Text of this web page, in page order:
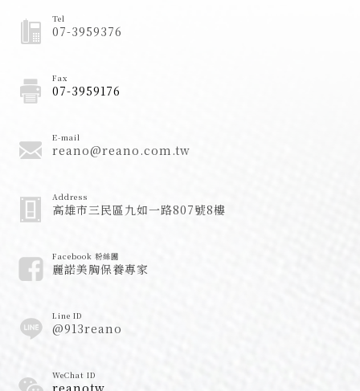
Tel
07-3959376
Fax
07-3959176
E-mail
reano@reano.com.tw
Address
高雄市三民區九如一路807號8樓
Facebook 粉絲團
麗諾美胸保養專家
Line ID
@913reano
WeChat ID
reanotw